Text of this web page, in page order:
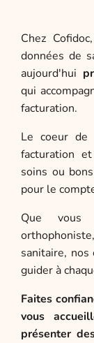
Chez
données de
aujourd'hui
qui
facturation.
Le coeur de
facturation
soins ou
pour le
Que vous
sanitaire,
guider à
Faites
vous
présenter